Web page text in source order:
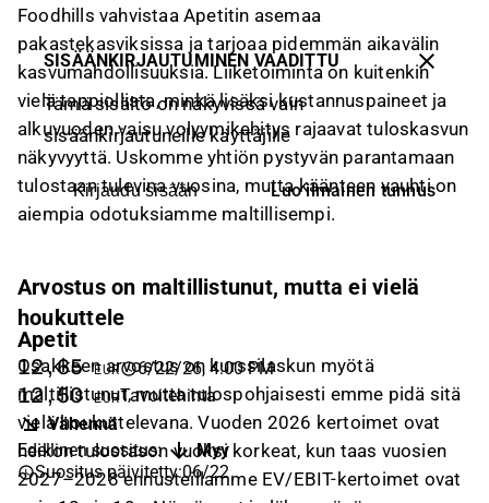
Foodhills vahvistaa Apetitin asemaa
pakastekasviksissa ja tarjoaa pidemmän aikavälin
kasvumahdollisuuksia. Liiketoiminta on kuitenkin
vielä tappiollista, minkä lisäksi kustannuspaineet ja
alkuvuoden vaisu volyymikehitys rajaavat tuloskasvun
näkyvyyttä. Uskomme yhtiön pystyvän parantamaan
tulostaan tulevina vuosina, mutta käänteen vauhti on
aiempia odotuksiamme maltillisempi.
Arvostus on maltillistunut, mutta ei vielä
houkuttele
Osakkeen arvostus on kurssilaskun myötä
maltillistunut, mutta tulospohjaisesti emme pidä sitä
vielä houkuttelevana. Vuoden 2026 kertoimet ovat
heikon tulostason vuoksi korkeat, kun taas vuosien
2027–2028 ennusteillamme EV/EBIT-kertoimet ovat
SISÄÄNKIRJAUTUMINEN VAADITTU
Tämä sisältö on näkyvissä vain
sisäänkirjautuneille käyttäjille
Kirjaudu sisään Luo ilmainen tunnus
Apetit
12,65 EUR 6/22/26, 4:00 PM
12,50 EURTavoitehinta
Vähennä
Edellinen suositus:
Myy
Suositus päivitetty:06/22